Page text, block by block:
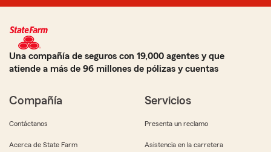
Una compañía de seguros con 19,000 agentes y que
atiende a más de 96 millones de pólizas y cuentas
Compañía
Contáctanos
Acerca de State Farm
Servicios
Presenta un reclamo
Asistencia en la carretera